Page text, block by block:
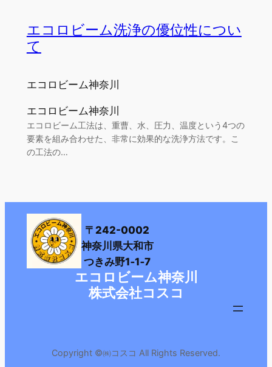
エコロビーム洗浄の優位性につい
て
エコロビーム神奈川
エコロビーム神奈川
エコロビーム工法は、重曹、水、圧力、温度という4つの
要素を組み合わせた、非常に効果的な洗浄方法です。こ
の工法の…
〒242-0002
神奈川県大和市
つきみ野1‐1‐7
エコロビーム神奈川
株式会社コスコ
Copyright ©㈱コスコ All Rights Reserved.